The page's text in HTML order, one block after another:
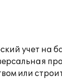
учет на
или